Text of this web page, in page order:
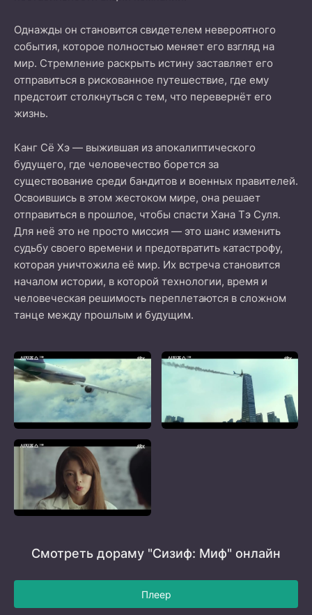
Однажды он становится свидетелем невероятного
события, которое полностью меняет его взгляд на
мир. Стремление раскрыть истину заставляет его
отправиться в рискованное путешествие, где ему
предстоит столкнуться с тем, что перевернёт его
жизнь.
Канг Сё Хэ — выжившая из апокалиптического
будущего, где человечество борется за
существование среди бандитов и военных правителей.
Освоившись в этом жестоком мире, она решает
отправиться в прошлое, чтобы спасти Хана Тэ Суля.
Для неё это не просто миссия — это шанс изменить
судьбу своего времени и предотвратить катастрофу,
которая уничтожила её мир. Их встреча становится
началом истории, в которой технологии, время и
человеческая решимость переплетаются в сложном
танце между прошлым и будущим.
Смотреть дораму "Сизиф: Миф" онлайн
Плеер